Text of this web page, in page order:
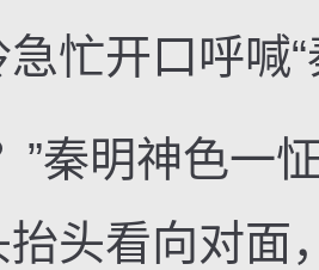
忙开口呼喊
明神色一怔
头看向对面